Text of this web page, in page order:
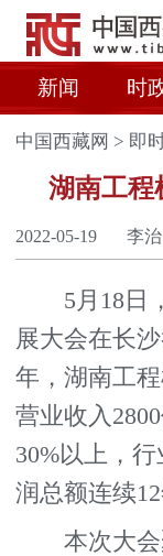
新闻 时
中国西藏网 > 即
湖南工程
2022-05-19 李治
5月18日，
展大会在长
年，湖南工
营业收入
30%以上，
润总额连续
本次大会